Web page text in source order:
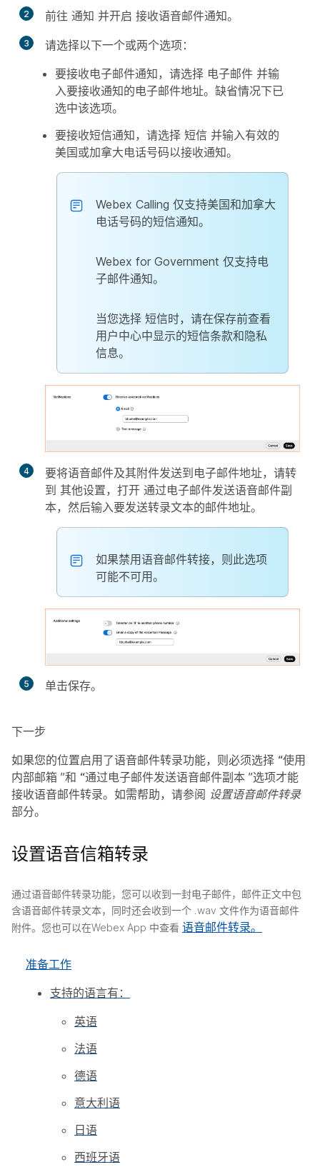
2 前往 通知 并开启 接收语音邮件通知。
3
请选择以下一个或两个选项：
要接收电子邮件通知，请选择 电子邮件 并输
入要接收通知的电子邮件地址。缺省情况下已
选中该选项。
要接收短信通知，请选择 短信 并输入有效的
美国或加拿大电话号码以接收通知。
Webex Calling 仅支持美国和加拿大
电话号码的短信通知。
Webex for Government 仅支持电
子邮件通知。
当您选择 短信时，请在保存前查看
用户中心中显示的短信条款和隐私
信息。
4
要将语音邮件及其附件发送到电子邮件地址，请转
到 其他设置，打开 通过电子邮件发送语音邮件副
本，然后输入要发送转录文本的邮件地址。
如果禁用语音邮件转接，则此选项
可能不可用。
5 单击保存。
下一步
如果您的位置启用了语音邮件转录功能，则必须选择 “使用
内部邮箱 ”和 “通过电子邮件发送语音邮件副本 ”选项才能
接收语音邮件转录。如需帮助，请参阅 设置语音邮件转录
部分。
设置语音信箱转录
通过语音邮件转录功能，您可以收到一封电子邮件，邮件正文中包
含语音邮件转录文本，同时还会收到一个 .wav 文件作为语音邮件
附件。您也可以在Webex App 中查看 语音邮件转录。
准备工作
支持的语言有：
英语
法语
德语
意大利语
日语
西班牙语